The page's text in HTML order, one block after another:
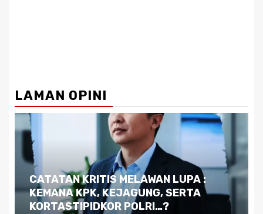
LAMAN OPINI
Dilema Kaltim di Tengah Krisis:
Kutukan Sumber Daya Alam dan
Pemimpin yang Tak Kreatif